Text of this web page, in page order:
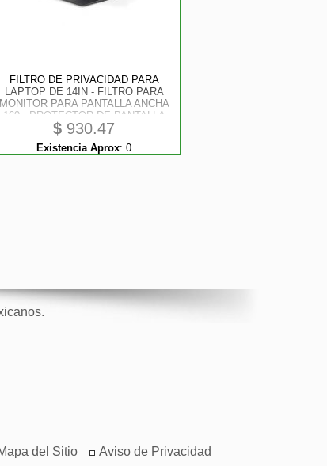
FILTRO DE PRIVACIDAD PARA
LAPTOP DE 14IN - FILTRO PARA
MONITOR PARA PANTALLA ANCHA
169 - PROTECTOR DE PANTALLA
STARTECH
$ 930.47
Existencia Aprox: 0
del Sitio Aviso de Privacidad